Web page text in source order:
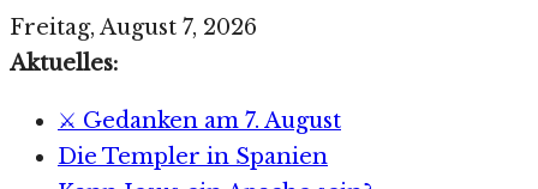
Zum
Inhalt
Freitag, August 7, 2026
Aktuelles:
⚔️ Gedanken am 7. August
Die Templer in Spanien